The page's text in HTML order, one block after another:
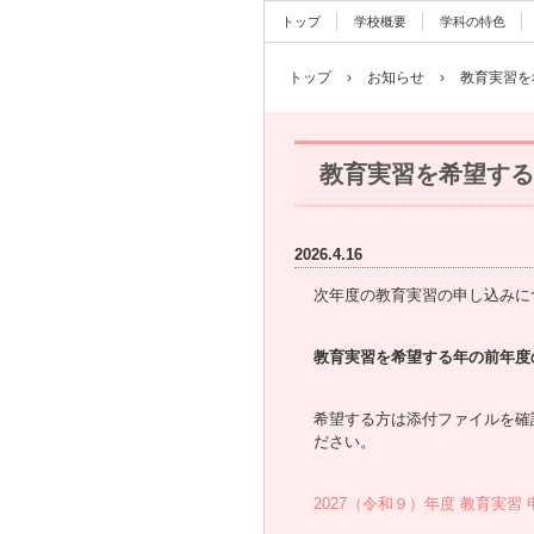
トップ 学校概要 学科の特色
トップ › お知らせ › 教育実習
教育実習を希望す
2026.4.16
次年度の教育実習の申し込みに
教育実習を希望する年の前年
希望する方は添付ファイルを
ださい。
2027（令和９）年度 教育実習